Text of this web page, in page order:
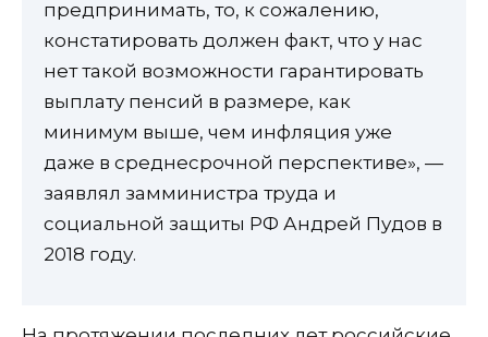
предпринимать, то, к сожалению,
констатировать должен факт, что у нас
нет такой возможности гарантировать
выплату пенсий в размере, как
минимум выше, чем инфляция уже
даже в среднесрочной перспективе», —
заявлял замминистра труда и
социальной защиты РФ Андрей Пудов в
2018 году.